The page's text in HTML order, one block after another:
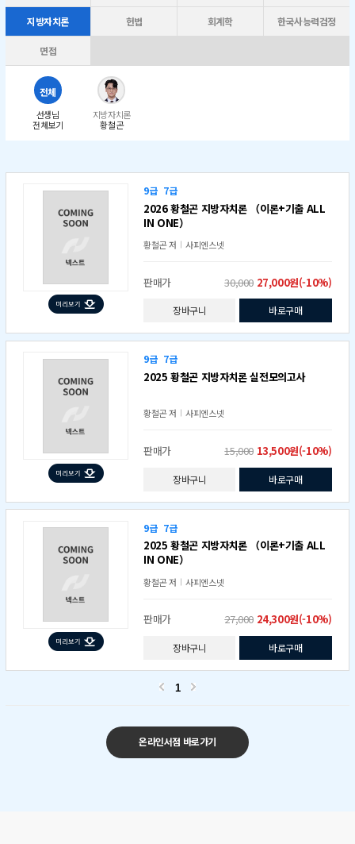
지방자치론 헌법 회계학 한국사능력검정
면접
전체
선생님
전체보기
지방자치론
황철곤
9급 7급
2026 황철곤 지방자치론 （이론+기출 ALL
IN ONE）
황철곤저 사피엔스넷
판매가 30,00027,000원(-10%)
장바구니 바로구매
9급 7급
2025 황철곤 지방자치론 실전모의고사
황철곤저 사피엔스넷
판매가 15,00013,500원(-10%)
장바구니 바로구매
9급 7급
2025 황철곤 지방자치론 （이론+기출 ALL
IN ONE）
황철곤저 사피엔스넷
판매가 27,00024,300원(-10%)
장바구니 바로구매
1
온라인서점 바로가기